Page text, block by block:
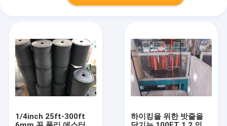
1/4inch 25ft-300ft
하이킹을 위한 밧줄을